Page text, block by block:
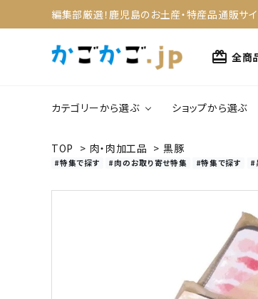
編集部厳選！鹿児島のお土産・特産品通販サイ
card_giftcard 全商
カテゴリーから選ぶ
野菜・果物
ショップから選ぶ
search
TOP > 肉・肉加工品 > 黒豚
#特集で探す #肉のお取り寄せ特集 #特集で探す #